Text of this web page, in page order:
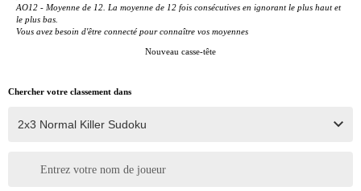
AO12 - Moyenne de 12. La moyenne de 12 fois consécutives en ignorant le plus haut et
le plus bas.
Vous avez besoin d'être connecté pour connaître vos moyennes
Nouveau casse-tête
Chercher votre classement dans
Entrez votre nom de joueur